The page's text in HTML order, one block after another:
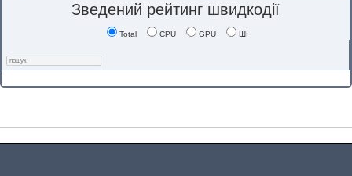
Зведений рейтинг швидкодії
Total CPU GPU ШІ